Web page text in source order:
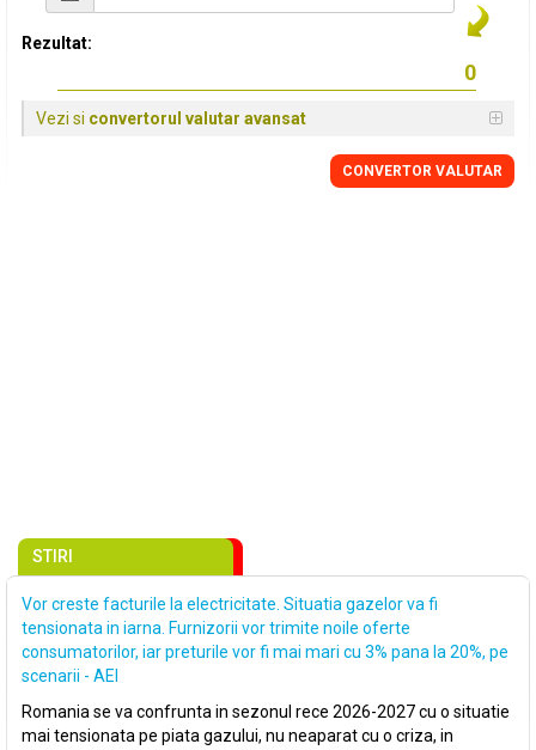
Rezultat:
Vezi si convertorul valutar avansat
CONVERTOR VALUTAR
STIRI
Vor creste facturile la electricitate. Situatia gazelor va fi
tensionata in iarna. Furnizorii vor trimite noile oferte
consumatorilor, iar preturile vor fi mai mari cu 3% pana la 20%, pe
scenarii - AEI
Romania se va confrunta in sezonul rece 2026-2027 cu o situatie
mai tensionata pe piata gazului, nu neaparat cu o criza, in